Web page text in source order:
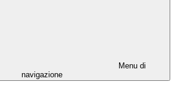
Menu di
navigazione